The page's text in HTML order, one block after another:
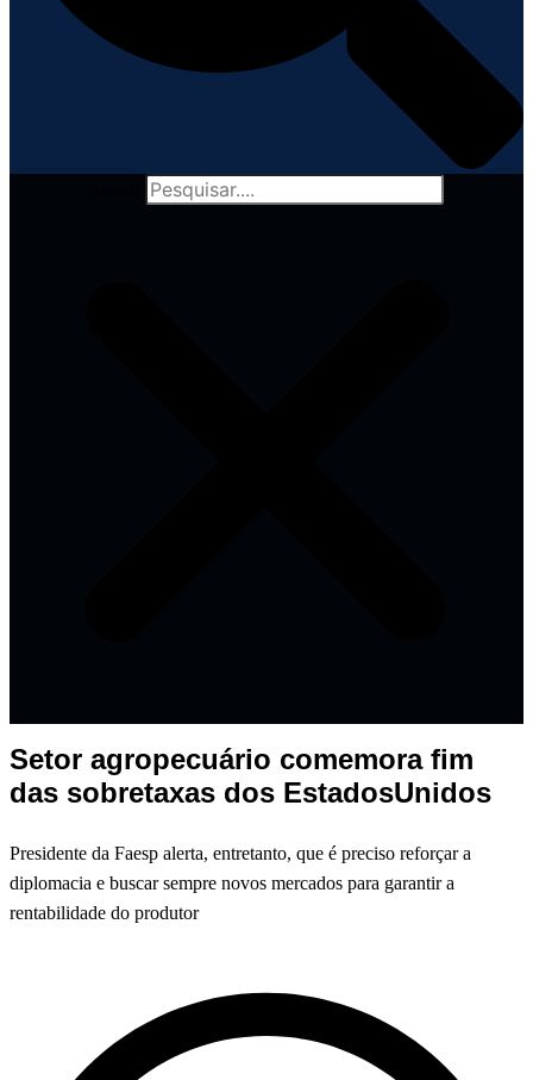
Setor agropecuário comemora fim
das sobretaxas dos EstadosUnidos
Presidente da Faesp alerta, entretanto, que é preciso reforçar a
diplomacia e buscar sempre novos mercados para garantir a
rentabilidade do produtor